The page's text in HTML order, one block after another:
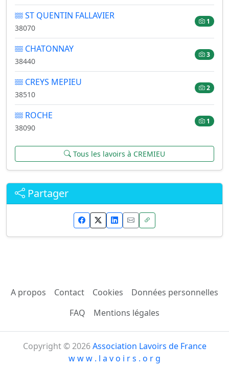
ST QUENTIN FALLAVIER
38070
1
CHATONNAY
38440
3
CREYS MEPIEU
38510
2
ROCHE
38090
1
Tous les lavoirs à CREMIEU
Partager
A propos Contact Cookies
Données personnelles
FAQ
Mentions légales
Copyright © 2026Association Lavoirs de France
w w w . l a v o i r s . o r g